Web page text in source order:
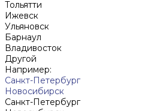
Тольятти
Ижевск
Ульяновск
Барнаул
Владивосток
Другой
Например:
Санкт-Петербург
Новосибирск
Санкт-Петербург